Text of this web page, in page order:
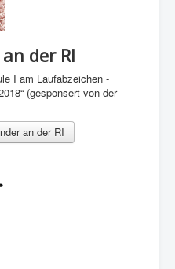
der RI
I am Laufabzeichen -
(gesponsert von der
an der RI